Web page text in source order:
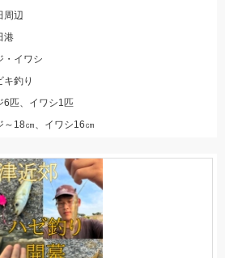
周辺
港
・イワシ
キ釣り
6匹、イワシ1匹
～18㎝、イワシ16㎝